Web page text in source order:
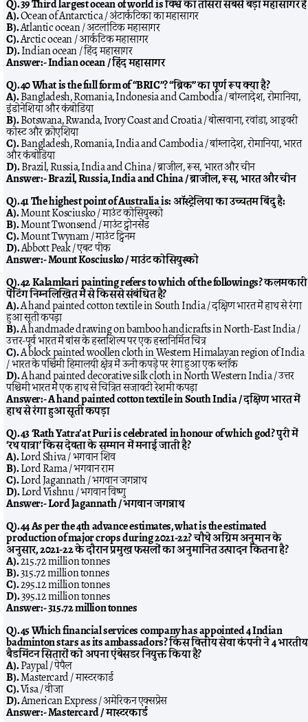
Q). 39 Third largest ocean of world is विश्व का तीसरा सबसे बड़ा महासागर है
A).Ocean of Antarctica / अंटार्कटिका का महासागर
B).Atlantic ocean / अटलांटिक महासागर
C).Arctic ocean / आर्कटिक महासागर
D).Indian ocean / हिंद महासागर
Answer:-Indian ocean / हिंद महासागर
Q). 40 What is the full form of “BRIC”? “ब्रिक” का पूर्ण रूप क्या है?
A).Bangladesh, Romania, Indonesia and Cambodia / बांग्लादेश, रोमानिया,
इंडोनेशिया और कंबोडिया
B).Botswana, Rwanda, Ivory Coast and Croatia / बोत्सवाना, रवांडा, आइवरी
कोस्ट और क्रोएशिया
C).Bangladesh, Romania, India and Cambodia / बांग्लादेश, रोमानिया, भारत
और कंबोडिया
D).Brazil, Russia, India and China / ब्राजील, रूस, भारत और चीन
Answer:-Brazil, Russia, India and China / ब्राजील, रूस, भारत और चीन
Q). 41 The highest point of Australia is: ऑस्ट्रेलिया का उच्चतम बिंदु है:
A).Mount Kosciusko / माउंट कोसियुस्को
B).Mount Twonsend / माउंट ट्वोनसेंड
C).Mount Twynam / माउंट ट्विनम
D).Abbott Peak / एबट पीक
Answer:-Mount Kosciusko / माउंट कोसियुस्को
Q). 42 Kalamkari painting refers to which of the followings? कलमकारी
पेंटिंग निम्नलिखित में से किससे संबंधित है?
A).A hand painted cotton textile in South India / दक्षिण भारत में हाथ से रंगा
हुआ सूती कपड़ा
B).A handmade drawing on bamboo handicrafts in North-East India /
उत्तर-पूर्व भारत में बांस के हस्तशिल्प पर एक हस्तनिर्मित चित्र
C).A block painted woollen cloth in Western Himalayan region of India
/ भारत के पश्चिमी हिमालयी क्षेत्र में ऊनी कपड़े पर रंगा हुआ एक ब्लॉक
D).A hand painted decorative silk cloth in North Western India / उत्तर
पश्चिमी भारत में एक हाथ से चित्रित सजावटी रेशमी कपड़ा
Answer:-A hand painted cotton textile in South India / दक्षिण भारत में
हाथ से रंगा हुआ सूती कपड़ा
Q). 43 ‘Rath Yatra’ at Puri is celebrated in honour of which god? पुरी में
‘रथ यात्रा’ किस देवता के सम्मान में मनाई जाती है?
A).Lord Shiva / भगवान शिव
B).Lord Rama / भगवान राम
C).Lord Jagannath / भगवान जगन्नाथ
D).Lord Vishnu / भगवान विष्णु
Answer:-Lord Jagannath / भगवान जगन्नाथ
Q). 44 As per the 4th advance estimates, what is the estimated
production of major crops during 2021-22? चौथे अग्रिम अनुमान के
अनुसार, 2021-22 के दौरान प्रमुख फसलों का अनुमानित उत्पादन कितना है?
A).215.72 million tonnes
B).315.72 million tonnes
C).295.12 million tonnes
D).395.12 million tonnes
Answer:-315.72 million tonnes
Q). 45 Which financial services company has appointed 4 Indian
badminton stars as its ambassadors? किस वित्तीय सेवा कंपनी ने 4 भारतीय
बैडमिंटन सितारों को अपना एंबेसडर नियुक्त किया है?
A).Paypal / पेपैल
B).Mastercard / मास्टरकार्ड
C).Visa / वीजा
D).American Express / अमेरिकन एक्सप्रेस
Answer:-Mastercard / मास्टरकार्ड